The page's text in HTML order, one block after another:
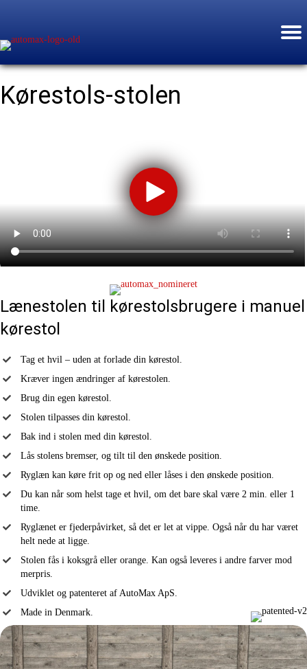
Kørestols-stolen
Lænestolen til kørestols­brugere i manuel
kørestol
Tag et hvil – uden at forlade din kørestol.
Kræver ingen ændringer af kørestolen.
Brug din egen kørestol.
Stolen tilpasses din kørestol.
Bak ind i stolen med din kørestol.
Lås stolens bremser, og tilt til den ønskede position.
Ryglæn kan køre frit op og ned eller låses i den ønskede position.
Du kan når som helst tage et hvil, om det bare skal være 2 min. eller 1
time.
Ryglænet er fjederpåvirket, så det er let at vippe. Også når du har været
helt nede at ligge.
Stolen fås i koksgrå eller orange. Kan også leveres i andre farver mod
merpris.
Udviklet og patenteret af AutoMax ApS.
Made in Denmark.